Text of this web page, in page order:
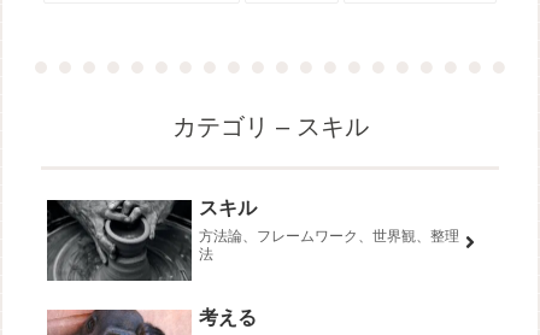
カテゴリ – スキル
スキル
方法論、フレームワーク、世界観、整理
法
考える